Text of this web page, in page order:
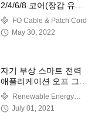
2/4/6/8 코어(장갑 유리
광섬유 케이블 포함)
FO Cable & Patch Cord
May 30, 2022
자기 부상 스마트 전력
애플리케이션 오프 그리
드 풍력 에너지
Renewable Energy
VideoJuly 01, 2021